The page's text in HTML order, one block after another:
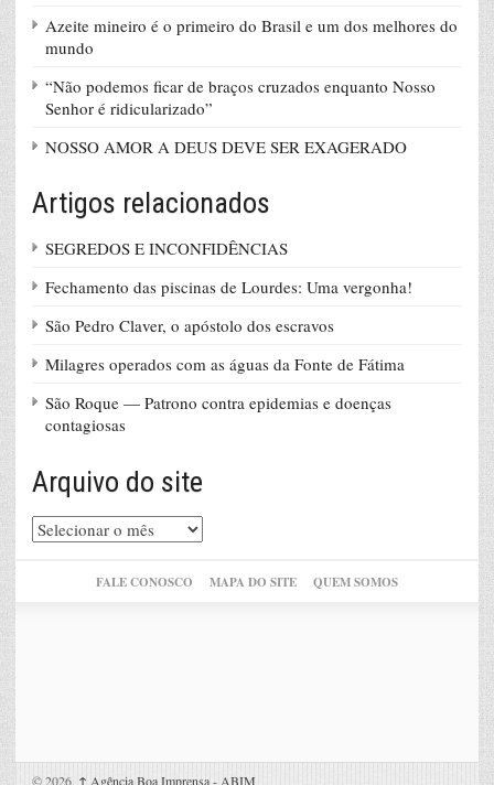
Azeite mineiro é o primeiro do Brasil e um dos melhores do
mundo
“Não podemos ficar de braços cruzados enquanto Nosso
Senhor é ridicularizado”
NOSSO AMOR A DEUS DEVE SER EXAGERADO
Artigos relacionados
SEGREDOS E INCONFIDÊNCIAS
Fechamento das piscinas de Lourdes: Uma vergonha!
São Pedro Claver, o apóstolo dos escravos
Milagres operados com as águas da Fonte de Fátima
São Roque — Patrono contra epidemias e doenças
contagiosas
Arquivo do site
Arquivo
do
FALE CONOSCO MAPA DO SITE QUEM SOMOS
© 2026, Agência Boa Imprensa - ABIM